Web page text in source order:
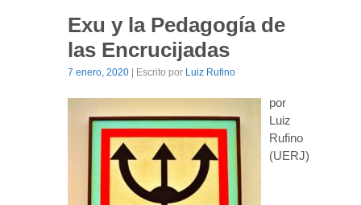
Exu y la Pedagogía de
las Encrucijadas
7 enero, 2020 | Escrito por Luiz Rufino
por
Luiz
Rufino
(UERJ)